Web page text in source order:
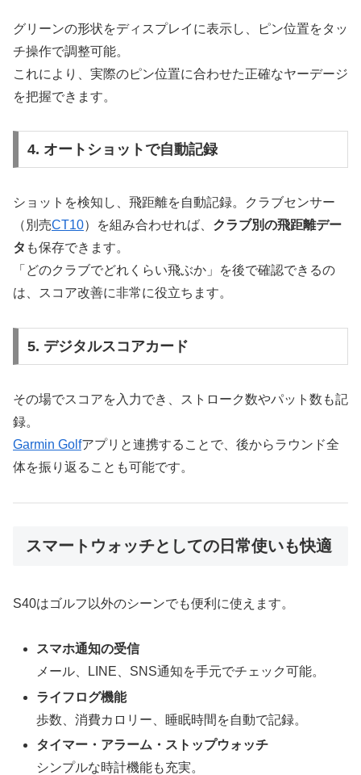
グリーンの形状をディスプレイに表示し、ピン位置をタッ
チ操作で調整可能。
これにより、実際のピン位置に合わせた正確なヤーデージ
を把握できます。
4. オートショットで自動記録
ショットを検知し、飛距離を自動記録。クラブセンサー
（別売CT10）を組み合わせれば、 クラブ別の飛距離デー
タ も保存できます。
「どのクラブでどれくらい飛ぶか」を後で確認できるの
は、スコア改善に非常に役立ちます。
5. デジタルスコアカード
その場でスコアを入力でき、ストローク数やパット数も記
録。
Garmin Golfアプリと連携することで、後からラウンド全
体を振り返ることも可能です。
スマートウォッチとしての日常使いも快適
S40はゴルフ以外のシーンでも便利に使えます。
スマホ通知の受信
メール、LINE、SNS通知を手元でチェック可能。
ライフログ機能
歩数、消費カロリー、睡眠時間を自動で記録。
タイマー・アラーム・ストップウォッチ
シンプルな時計機能も充実。